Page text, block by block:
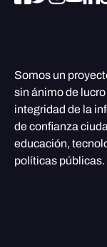
Somos un
sin ánimo de
integridad de la
de confianza
educación,
políticas públicas.